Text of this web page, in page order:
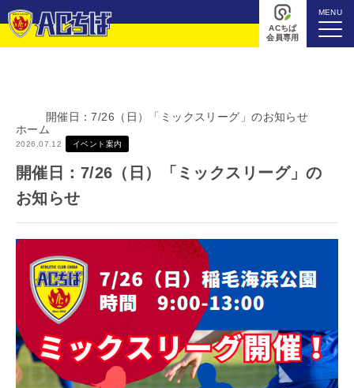
ACちば
会員専用
MENU
開催日：7/26（日）「ミックスリーグ」のお知らせ
ホーム
2026.07.12 イベント案内
開催日：7/26（日）「ミックスリーグ」の
お知らせ